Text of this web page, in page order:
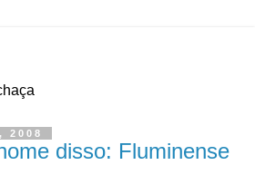
2008
disso: Fluminense